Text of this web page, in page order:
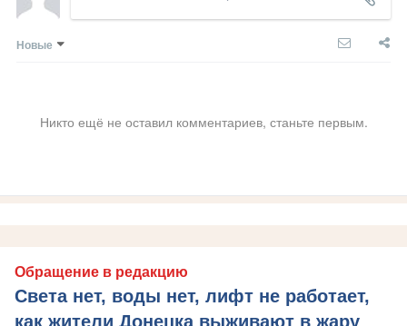
Новые
Никто ещё не оставил комментариев, станьте первым.
Обращение в редакцию
Света нет, воды нет, лифт не работает,
как жители Донецка выживают в жару